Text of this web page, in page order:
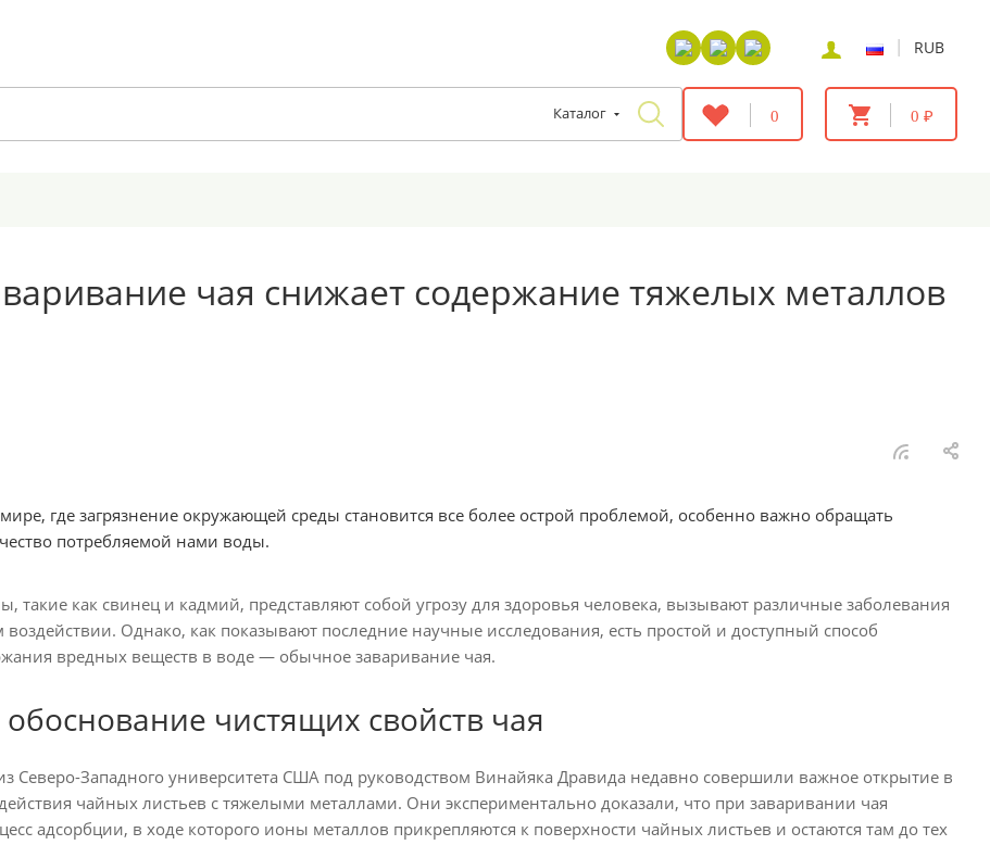
| RUB
Каталог 0 0 ₽
чая снижает содержание тяжелых металлов
где загрязнение окружающей среды становится все более острой проблемой, особенно важно обращать
потребляемой нами воды.
такие как свинец и кадмий, представляют собой угрозу для здоровья человека, вызывают различные заболевания
Однако, как показывают последние научные исследования, есть простой и доступный способ
вредных веществ в воде — обычное заваривание чая.
чистящих свойств чая
Северо-Западного университета США под руководством Винайяка Дравида недавно совершили важное открытие в
чайных листьев с тяжелыми металлами. Они экспериментально доказали, что при заваривании чая
адсорбции, в ходе которого ионы металлов прикрепляются к поверхности чайных листьев и остаются там до тех